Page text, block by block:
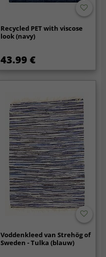
Recycled PET with viscose
look (navy)
43.99 €
Voddenkleed van Strehög of
Sweden - Tulka (blauw)